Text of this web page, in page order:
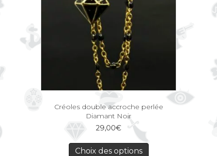
Créoles double accroche perlée
Diamant Noir
29,00€
Choix des options